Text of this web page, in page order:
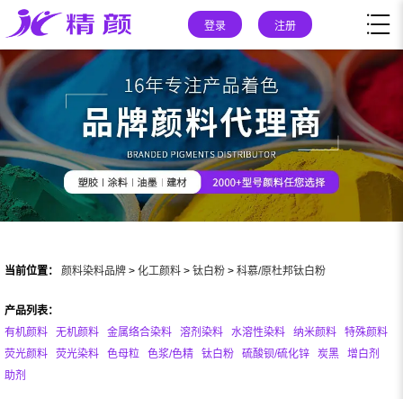
登录 注册
当前位置： 颜料染料品牌 > 化工颜料 > 钛白粉 > 科慕/原杜邦钛白粉
产品列表：
有机颜料
无机颜料 金属络合染料 溶剂染料 水溶性染料 纳米颜料
特殊颜料
荧光颜料
荧光染料 色母粒 色浆/色精 钛白粉 硫酸钡/硫化锌 炭黑
增白剂
助剂